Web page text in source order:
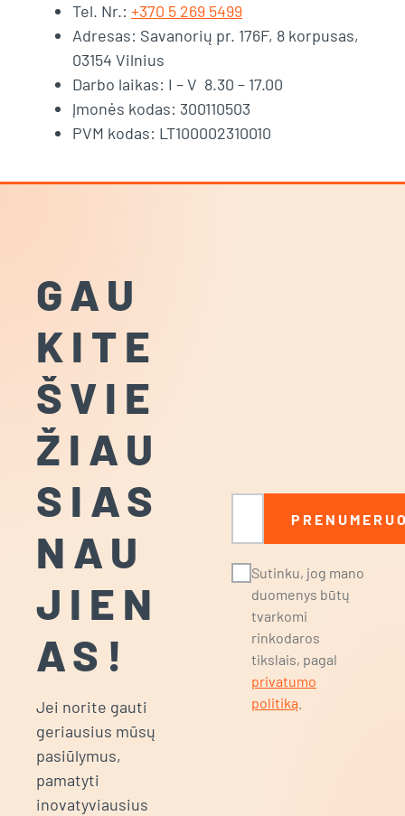
Tel. Nr.: +370 5 269 5499
Adresas: Savanorių pr. 176F, 8 korpusas,
03154 Vilnius
Darbo laikas: I – V 8.30 – 17.00
Įmonės kodas: 300110503
PVM kodas: LT100002310010
GAU
KITE
ŠVIE
ŽIAU
SIAS
NAU
JIEN
AS!
Jei norite gauti
geriausius mūsų
pasiūlymus,
pamatyti
inovatyviausius
El. paštas
Sutinku, jog mano
duomenys būtų
tvarkomi
rinkodaros
tikslais, pagal
privatumo
politiką